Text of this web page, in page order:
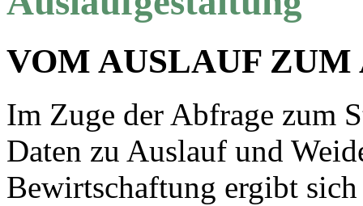
VOM AUSLAUF
Im Zuge der Abfrage zum
Daten zu Auslauf und
Bewirtschaftung ergibt